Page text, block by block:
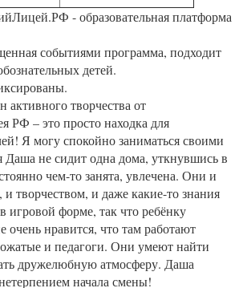
- образовательная платформа
событиями программа, подходит
детей.
творчества от
РФ – это просто находка для
Я могу спокойно заниматься своими
Даша не сидит одна дома, уткнувшись в
чем-то занята, увлечена. Они и
творчеством, и даже какие-то знания
игровой форме, так что ребёнку
нравится, что там работают
и педагоги. Они умеют найти
дружелюбную атмосферу. Даша
начала смены!